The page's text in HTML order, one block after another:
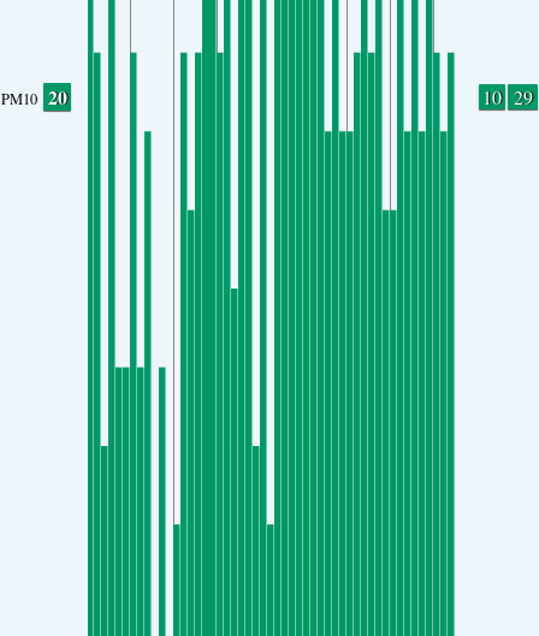
PM10 20 10 29